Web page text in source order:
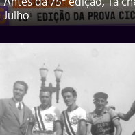
Antes da 75ª edição, Tá
Julho